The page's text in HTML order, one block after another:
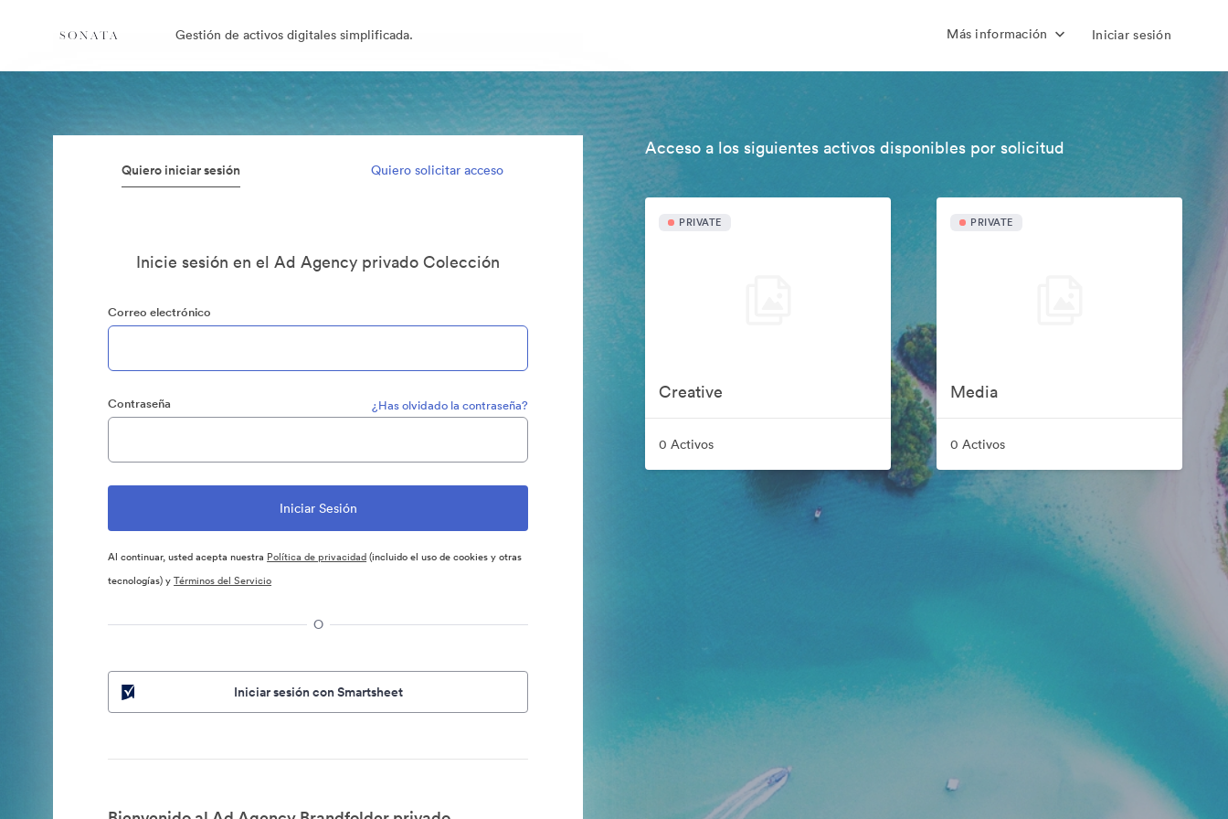
Gestión de activos digitales simplificada. Más información Iniciar sesión
Quiero iniciar sesión Quiero solicitar acceso
Inicie sesión en el Ad Agency privado Colección
Correo electrónico
Contraseña ¿Has olvidado la contraseña?
Al continuar, usted acepta nuestra Política de privacidad(incluido el uso de cookies y otras
tecnologías) yTérminos del Servicio
O
Iniciar sesión con Smartsheet
Acceso a los siguientes activos disponibles por solicitud
PRIVATE
Creative
0 Activos
PRIVATE
Media
0 Activos